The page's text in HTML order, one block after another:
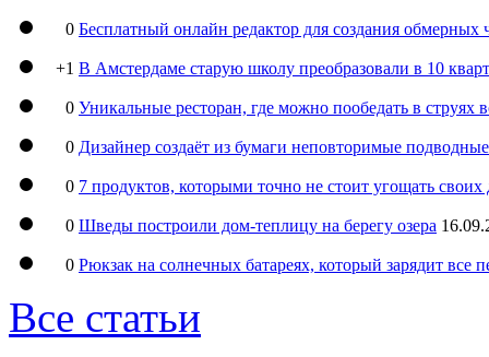
0 Бесплатный онлайн редактор для создания обмерных
+1 В Амстердаме старую школу преобразовали в 10
0 Уникальные ресторан, где можно пообедать в струях
0 Дизайнер создаёт из бумаги неповторимые
0 7 продуктов, которыми точно не стоит угощать
0 Шведы построили дом-теплицу на берегу озера
0 Рюкзак на солнечных батареях, который зарядит все
Все статьи